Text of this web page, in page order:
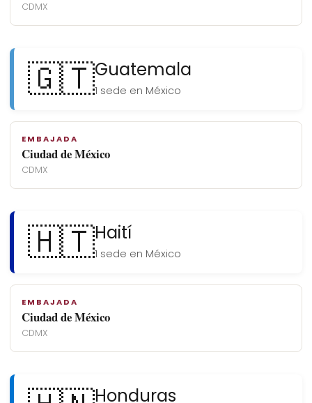
CDMX
🇬🇹Guatemala
1 sede en México
EMBAJADA
Ciudad de México
CDMX
🇭🇹Haití
1 sede en México
EMBAJADA
Ciudad de México
CDMX
Honduras